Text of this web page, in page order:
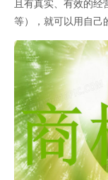
且有真实、有效的
等），就可以用自己